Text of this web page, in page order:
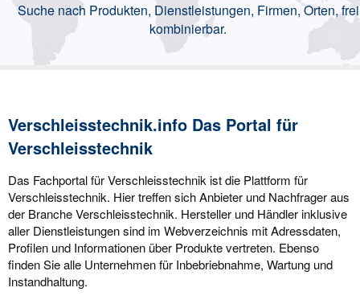
Suche nach Produkten, Dienstleistungen, Firmen, Orten, frei
kombinierbar.
Verschleisstechnik.info Das Portal für
Verschleisstechnik
Das Fachportal für Verschleisstechnik ist die Plattform für
Verschleisstechnik. Hier treffen sich Anbieter und Nachfrager aus
der Branche Verschleisstechnik. Hersteller und Händler inklusive
aller Dienstleistungen sind im Webverzeichnis mit Adressdaten,
Profilen und Informationen über Produkte vertreten. Ebenso
finden Sie alle Unternehmen für Inbebriebnahme, Wartung und
Instandhaltung.